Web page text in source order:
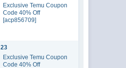
Exclusive Temu Coupon
Code 40% Off
[acp856709]
23
Exclusive Temu Coupon
Code 40% Off